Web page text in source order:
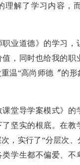
理解了学习内容，
职业道德》的学习，
，同时也给我的职
温“高尚师德〞的
课堂导学案模式》的
了坚实的根底。在教
，实行了“分层次
学生都不偏爱、不